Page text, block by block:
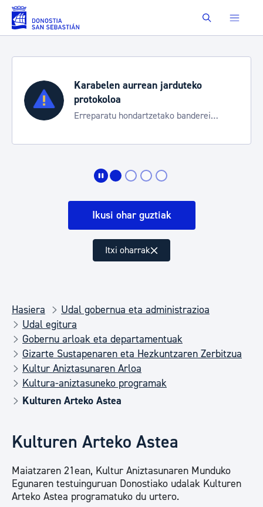
Eduki nagusira joan Buscar
Karabelen aurrean jarduteko
protokoloa
Erreparatu hondartzetako banderei
Ikusi ohar guztiak
Itxi oharrak
Hasiera
Udal gobernua eta administrazioa
Udal egitura
Gobernu arloak eta departamentuak
Gizarte Sustapenaren eta Hezkuntzaren Zerbitzua
Kultur Aniztasunaren Arloa
Kultura-aniztasuneko programak
Kulturen Arteko Astea
Kulturen Arteko Astea
Maiatzaren 21ean, Kultur Aniztasunaren Munduko
Egunaren testuinguruan Donostiako udalak Kulturen
Arteko Astea programatuko du urtero.